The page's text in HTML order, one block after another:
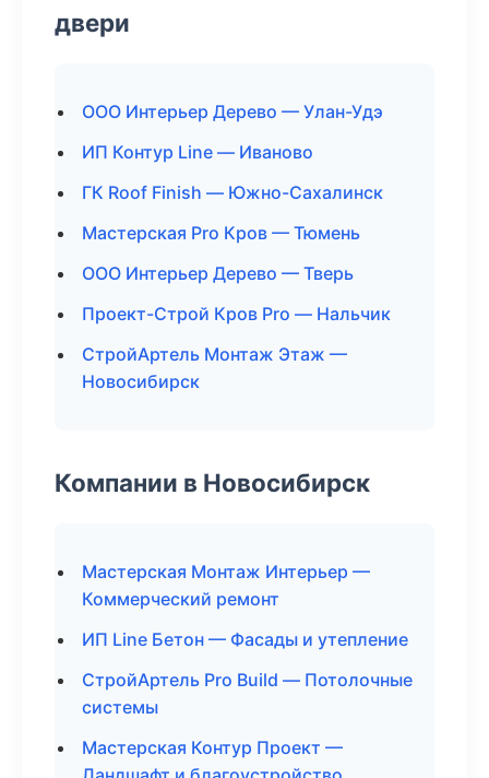
двери
ООО Интерьер Дерево — Улан-Удэ
ИП Контур Line — Иваново
ГК Roof Finish — Южно-Сахалинск
Мастерская Pro Кров — Тюмень
ООО Интерьер Дерево — Тверь
Проект-Строй Кров Pro — Нальчик
СтройАртель Монтаж Этаж —
Новосибирск
Компании в Новосибирск
Мастерская Монтаж Интерьер —
Коммерческий ремонт
ИП Line Бетон — Фасады и утепление
СтройАртель Pro Build — Потолочные
системы
Мастерская Контур Проект —